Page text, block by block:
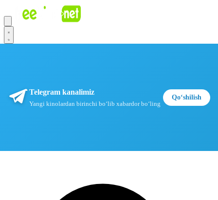
Telegram kanalimiz
Yangi kinolardan birinchi boʻlib xabardor boʻling
Qoʻshilish